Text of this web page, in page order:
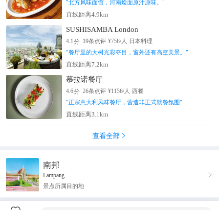
"北方风味面馆，河南烩面原汁原味。 "
直线距离4.9km
SUSHISAMBA London
4.1分 19条点评 ¥758/人 日本料理
"餐厅里的大树光彩夺目，窗外还有高空美景。 "
直线距离7.2km
慕拉诺餐厅
4.6分 26条点评 ¥1156/人 西餐
"正宗意大利风味餐厅，营造非正式就餐氛围"
直线距离3.1km
查看全部 
南邦
Lampang
景点所属目的地
